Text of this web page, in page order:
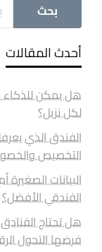
أحدث المقالات
هل يمكن للذكاء
لكل نزيل؟
الفندق الذي
التخصيص
البيانات الصغيرة
الفندقي الأفضل؟
هل تحتاج
فرضها التحول